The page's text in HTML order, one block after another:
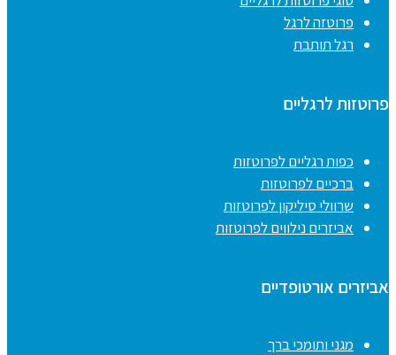
פרוטזה לרגל
רגל תותבת
פרוטזות לרגליים
כפות רגליים לפרוטזות
ברכיים לפרוטזות
שרוולי סיליקון לפרוטזות
אביזרים נילווים לפרוטזות
אביזרים אורטופדיים
מגני ותומכי ברך